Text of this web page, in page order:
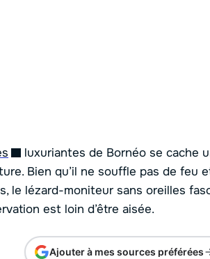
luxuriantes de Bornéo se cache
Bien qu’il ne souffle pas de feu
le lézard-moniteur sans oreilles
est loin d’être aisée.
Ajouter à mes sources préférées